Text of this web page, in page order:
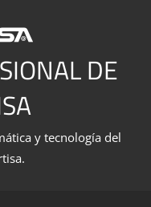
DE
y tecnología del